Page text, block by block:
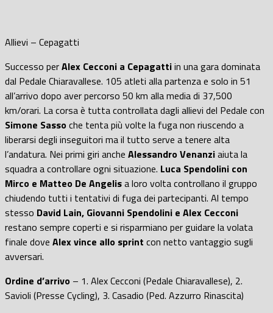
Allievi – Cepagatti
Successo perAlex Cecconi a Cepagattiin una gara dominata
dal Pedale Chiaravallese. 105 atleti alla partenza e solo in 51
all’arrivo dopo aver percorso 50 km alla media di 37,500
km/orari. La corsa è tutta controllata dagli allievi del Pedale con
Simone Sassoche tenta più volte la fuga non riuscendo a
liberarsi degli inseguitori ma il tutto serve a tenere alta
l’andatura. Nei primi giri anche Alessandro Venanziaiuta la
squadra a controllare ogni situazione. Luca Spendolini con
Mirco e Matteo De Angelisa loro volta controllano il gruppo
chiudendo tutti i tentativi di fuga dei partecipanti. Al tempo
stesso David Lain, Giovanni Spendolini e Alex Cecconi
restano sempre coperti e si risparmiano per guidare la volata
finale dove Alex vince allo sprint con netto vantaggio sugli
avversari.
Ordine d’arrivo – 1. Alex Cecconi (Pedale Chiaravallese), 2.
Savioli (Presse Cycling), 3. Casadio (Ped. Azzurro Rinascita)